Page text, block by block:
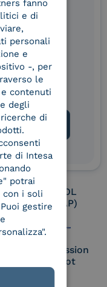
EN ISO 37001
EN ISO 27001
EN ISO 27018
PEPPOL
Point (AP)
Commission
Large Scale Pilot
Member
disponibili
Inoltrando il
e compreso le
.
ITALIAN
fanno
e di
personali
e
-, per
le
contenuti
degli
di
di Intesa
potrai
con i soli
gestire